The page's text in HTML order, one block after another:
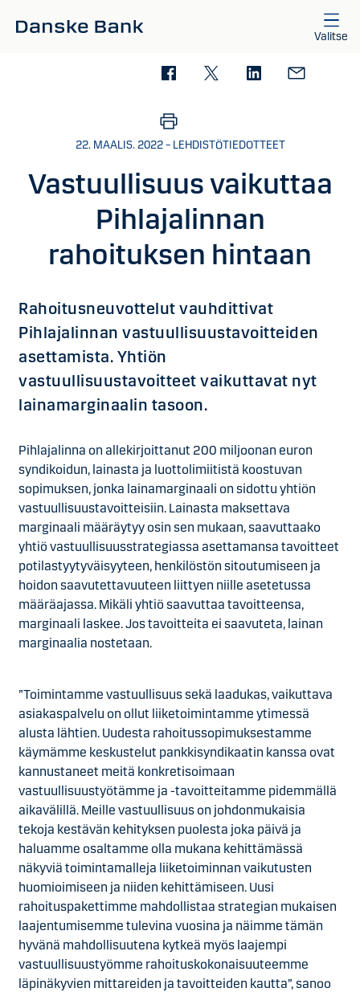
Valitse
22. MAALIS. 2022 – LEHDISTÖTIEDOTTEET
Vastuullisuus vaikuttaa
Pihlajalinnan
rahoituksen hintaan
Rahoitusneuvottelut vauhdittivat
Pihlajalinnan vastuullisuustavoitteiden
asettamista. Yhtiön
vastuullisuustavoitteet vaikuttavat nyt
lainamarginaalin tasoon.
Pihlajalinna on allekirjoittanut 200 miljoonan euron
syndikoidun, lainasta ja luottolimiitistä koostuvan
sopimuksen, jonka lainamarginaali on sidottu yhtiön
vastuullisuustavoitteisiin. Lainasta maksettava
marginaali määräytyy osin sen mukaan, saavuttaako
yhtiö vastuullisuusstrategiassa asettamansa tavoitteet
potilastyytyväisyyteen, henkilöstön sitoutumiseen ja
hoidon saavutettavuuteen liittyen niille asetetussa
määräajassa. Mikäli yhtiö saavuttaa tavoitteensa,
marginaali laskee. Jos tavoitteita ei saavuteta, lainan
marginaalia nostetaan.
”Toimintamme vastuullisuus sekä laadukas, vaikuttava
asiakaspalvelu on ollut liiketoimintamme ytimessä
alusta lähtien. Uudesta rahoitussopimuksestamme
käymämme keskustelut pankkisyndikaatin kanssa ovat
kannustaneet meitä konkretisoimaan
vastuullisuustyötämme ja -tavoitteitamme pidemmällä
aikavälillä. Meille vastuullisuus on johdonmukaisia
tekoja kestävän kehityksen puolesta joka päivä ja
haluamme osaltamme olla mukana kehittämässä
näkyviä toimintamalleja liiketoiminnan vaikutusten
huomioimiseen ja niiden kehittämiseen. Uusi
rahoituspakettimme mahdollistaa strategian mukaisen
laajentumisemme tulevina vuosina ja näimme tämän
hyvänä mahdollisuutena kytkeä myös laajempi
vastuullisuustyömme rahoituskokonaisuuteemme
läpinäkyvien mittareiden ja tavoitteiden kautta”, sanoo